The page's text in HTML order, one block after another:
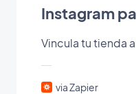
Instagram
Vincula tu tienda
via Zapier